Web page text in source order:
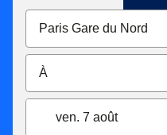
transportés, nombre de
et sur la base des facteurs
l’électricité de traction
traversés. Pour les
facteur d’émission la
(carburant moyen) sur un
CO₂/km en considérant
ven. 7 août